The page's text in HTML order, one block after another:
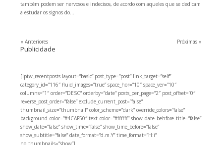
também podem ser nervosos e indecisos, de acordo com aqueles que se dedicam
a estudar os signos do...
« Anteriores Próximas »
Publicidade
[lptw_recentposts layout=”basic” post_type=”post” link_target=”self”
category_id=”116″ fluid_images=”true” space_hor=”10″ space_ver=”10″
columns=”1″ order=”DESC” orderby=”date” posts_per_page=”2″ post_offset=”0″
reverse_post_order=”false” exclude_current_post=”false”
thumbnail_size=”thumbnail” color_scheme=”dark” override_colors=”false”
background_color=”#4CAF50″ text_color=”#ffffff” show_date_behfore_title=”false”
show_date=”false” show_time=”false” show_time_before=”false”
show_subtitle=”false” date_format=”d.m.Y” time_format=”H:i”
no_thumbnails=”show”]